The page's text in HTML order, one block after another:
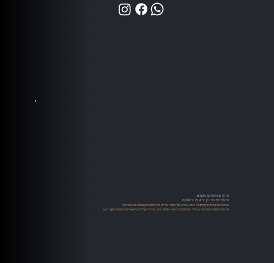
כיוון פטיפונים מקצועי-
התמחות בכיוון זרועות וראשים
אנו מציעים שירותי כיוון פטיפונים ברמה גבוהה, תוך שמירה על דיוק טכני מוחלט ומקצועיות שאין שניה לה.
אם אתם מחפשים את איכות הצליל האולטימטיבית ואת השימור הטוב ביותר לתקליטים, לראש וליהלום אתם במקום הנכון.​​